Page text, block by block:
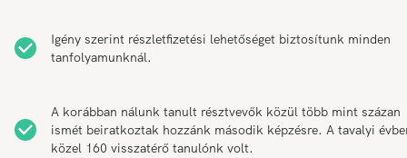
Igény szerint részletfizetési lehetőséget biztosítunk minden
tanfolyamunknál.
A korábban nálunk tanult résztvevők közül több mint százan
ismét beiratkoztak hozzánk második képzésre. A tavalyi
közel 160 visszatérő tanulónk volt.